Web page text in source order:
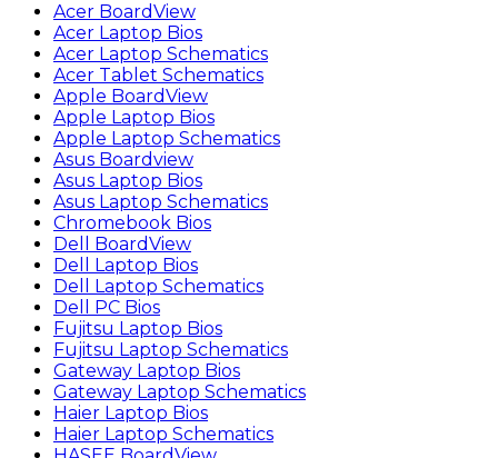
Acer BoardView
Acer Laptop Bios
Acer Laptop Schematics
Acer Tablet Schematics
Apple BoardView
Apple Laptop Bios
Apple Laptop Schematics
Asus Boardview
Asus Laptop Bios
Asus Laptop Schematics
Chromebook Bios
Dell BoardView
Dell Laptop Bios
Dell Laptop Schematics
Dell PC Bios
Fujitsu Laptop Bios
Fujitsu Laptop Schematics
Gateway Laptop Bios
Gateway Laptop Schematics
Haier Laptop Bios
Haier Laptop Schematics